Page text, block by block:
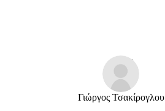
Γιώργος Τσακίρογλου